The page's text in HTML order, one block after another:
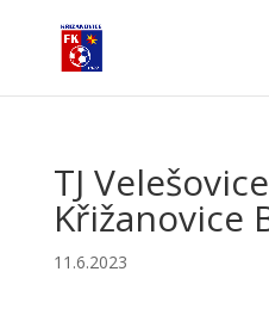
TJ
Křižanovice
11.6.2023